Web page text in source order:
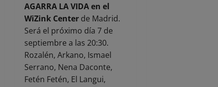
AGARRA LA VIDA en el
WiZink Center de Madrid.
Será el próximo día 7 de
septiembre a las 20:30.
Rozalén, Arkano, Ismael
Serrano, Nena Daconte,
Fetén Fetén, El Langui,